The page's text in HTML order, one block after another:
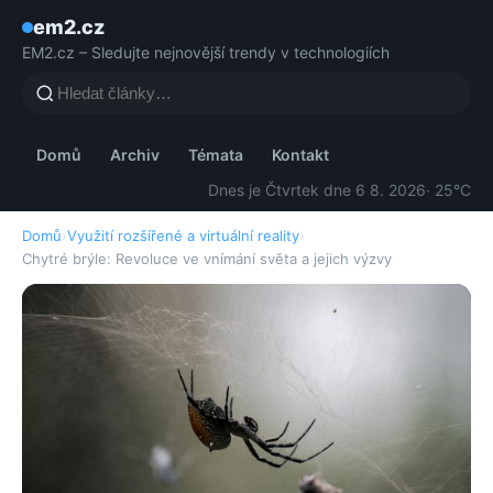
em2.cz
EM2.cz – Sledujte nejnovější trendy v technologiích
Domů Archiv Témata
Kontakt
Dnes je Čtvrtek dne 6 8. 2026· 25°C
Domů›Využití rozšířené a virtuální reality›
Chytré brýle: Revoluce ve vnímání světa a jejich výzvy